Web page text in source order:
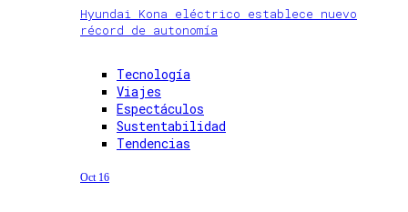
Hyundai Kona eléctrico establece nuevo
récord de autonomía
Tecnología
Viajes
Espectáculos
Sustentabilidad
Tendencias
Oct 16